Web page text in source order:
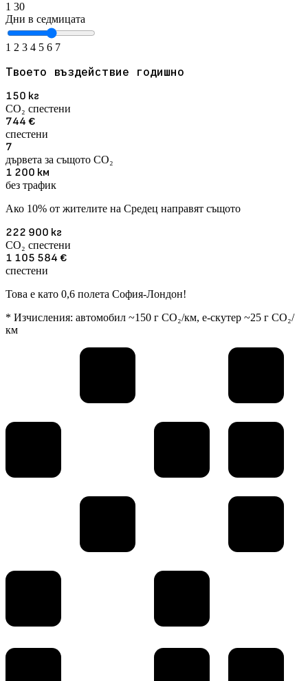
1 30
Дни в седмицата
1 2 3 4 5 6 7
Твоето въздействие годишно
150 кг
CO₂ спестени
744 €
спестени
7
дървета за същото CO₂
1 200 км
без трафик
Ако 10% от жителите на Средец направят същото
222 900 кг
CO₂ спестени
1 105 584 €
спестени
Това е като 0,6 полета София-Лондон!
* Изчисления: автомобил ~150 г CO₂/км, е-скутер ~25 г CO₂/
км